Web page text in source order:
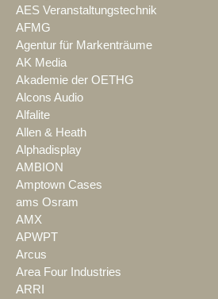
AES Veranstaltungstechnik
AFMG
Agentur für Markenträume
AK Media
Akademie der OETHG
Alcons Audio
Alfalite
Allen & Heath
Alphadisplay
AMBION
Amptown Cases
ams Osram
AMX
APWPT
Arcus
Area Four Industries
ARRI